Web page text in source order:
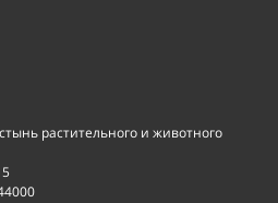
растительного и животного